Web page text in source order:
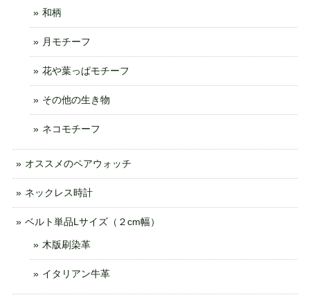
和柄
月モチーフ
花や葉っぱモチーフ
その他の生き物
ネコモチーフ
オススメのペアウォッチ
ネックレス時計
ベルト単品Lサイズ（２cm幅）
木版刷染革
イタリアン牛革